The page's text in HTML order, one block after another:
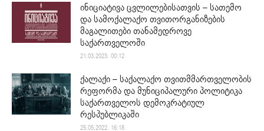
ინიციატივა ცვლილებისათვის – სათემო
და სამოქალაქო თვითორგანიზების
მაგალითები თანამედროვე
საქართველოში
21.03.2023. 00:12
ქალაქი – საქალაქო თვითმმართველობის
რეფორმა და მუნიციპალური პოლიტიკა
საქართველოს დემოკრატიულ
რესპუბლიკაში
25.05.2022. 16:18